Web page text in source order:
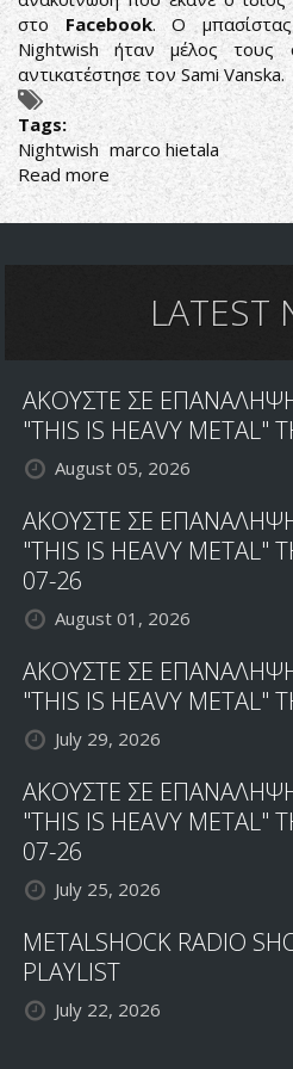
στο Facebook. Ο
Nightwish ήταν μέλος
αντικατέστησε τον Sami Vanska.
Tags:
Nightwish marco hietala
Read more about
ΑΠΟΧΩΡΗΣΕ
ΑΠΟ
MARCOLATEST
ΑΚΟΥΣΤΕ ΣΕ
"THIS IS HEAVY METAL"
August 05, 2026
ΑΚΟΥΣΤΕ ΣΕ
"THIS IS HEAVY
07-26
August 01, 2026
ΑΚΟΥΣΤΕ ΣΕ
"THIS IS HEAVY METAL"
July 29, 2026
ΑΚΟΥΣΤΕ ΣΕ
"THIS IS HEAVY
07-26
July 25, 2026
METALSHOCK RADIO
PLAYLIST
July 22, 2026